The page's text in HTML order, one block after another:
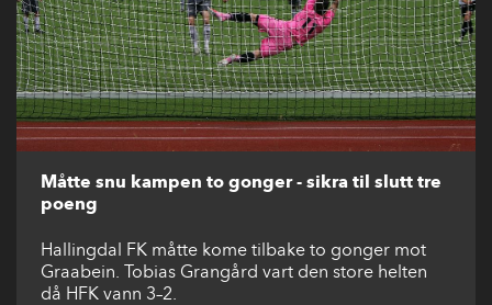
Måtte snu kampen to gonger - sikra til slutt tre
poeng
Hallingdal FK måtte kome tilbake to gonger mot
Graabein. Tobias Grangård vart den store helten
då HFK vann 3–2.